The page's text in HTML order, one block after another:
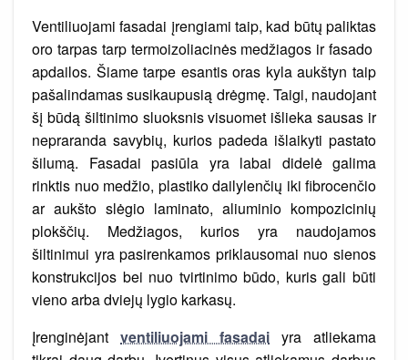
Ventiliuojami fasadai įrengiami taip, kad būtų paliktas
oro tarpas tarp termoizoliacinės medžiagos ir fasado
apdailos. Šiame tarpe esantis oras kyla aukštyn taip
pašalindamas susikaupusią drėgmę. Taigi, naudojant
šį būdą šiltinimo sluoksnis visuomet išlieka sausas ir
nepraranda savybių, kurios padeda išlaikyti pastato
šilumą. Fasadai pasiūla yra labai didelė galima
rinktis nuo medžio, plastiko dailylenčių iki fibrocenčio
ar aukšto slėgio laminato, aliuminio kompozicinių
plokščių. Medžiagos, kurios yra naudojamos
šiltinimui yra pasirenkamos priklausomai nuo sienos
konstrukcijos bei nuo tvirtinimo būdo, kuris gali būti
vieno arba dviejų lygio karkasų.
Įrenginėjant ventiliuojami fasadai yra atliekama